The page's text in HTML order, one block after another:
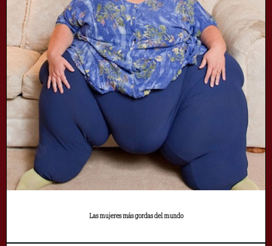
Las mujeres más gordas del mundo